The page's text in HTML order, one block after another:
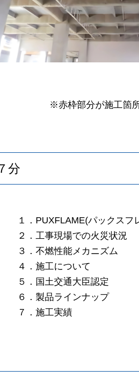
※赤枠部分が施工箇
分
１． PUXFLAME(パックスフ
２．工事現場での火災状況
３．不燃性能メカニズム
４．施工について
５．国土交通大臣認定
６．製品ラインナップ
７．施工実績